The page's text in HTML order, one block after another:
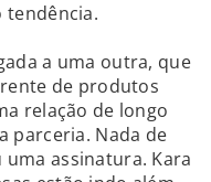
tendência.
a uma outra, que
de produtos
relação de longo
parceria. Nada de
assinatura. Kara